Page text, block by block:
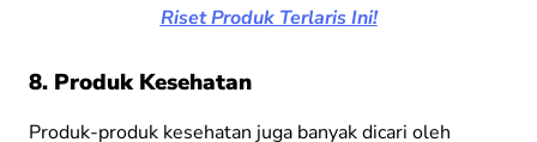
Riset Produk Terlaris Ini!
8. Produk Kesehatan
Produk-produk kesehatan juga banyak dicari oleh